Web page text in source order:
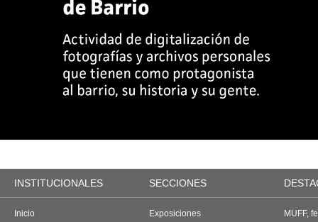
INSTITUCIONALES SECCIONES
Inicio
Exposiciones
MUFF,